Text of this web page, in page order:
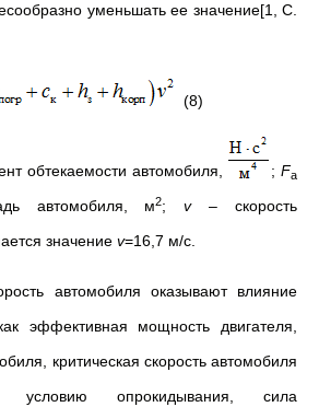
уменьшать ее значение[1, С.
(8)
обтекаемости автомобиля, ; Fa
автомобиля, м2;v– скорость
значение v=16,7 м/c.
автомобиля оказывают влияние
эффективная мощность двигателя,
критическая скорость автомобиля
опрокидывания, сила